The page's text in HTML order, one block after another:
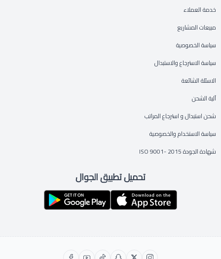
خدمة العملاء
مبيعات المشاريع
سياسة الخصوصية
سياسة الاسترجاع والاستبدال
الاسئلة الشائعة
آلية الشحن
شحن استبدال و استرجاع المراتب
سياسة الاستخدام والخصوصية
شهادة الجودة ISO 9001- 2015
تحميل تطبيق الجوال